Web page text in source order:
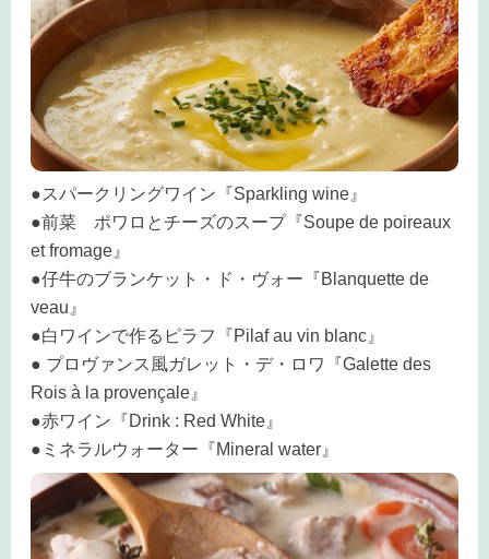
●スパークリングワイン『Sparkling wine』
●前菜 ポワロとチーズのスープ『Soupe de poireaux
et fromage』
●仔牛のブランケット・ド・ヴォー『Blanquette de
veau』
●白ワインで作るピラフ『Pilaf au vin blanc』
● プロヴァンス風ガレット・デ・ロワ『Galette des
Rois à la provençale』
●赤ワイン『Drink : Red White』
●ミネラルウォーター『Mineral water』